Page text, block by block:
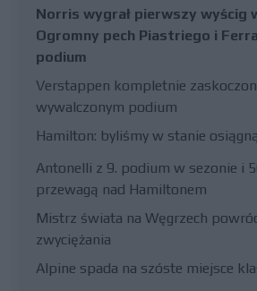
Norris wygrał pierwszy wyścig
Ogromny pech Piastriego i
podium
Verstappen kompletnie
wywalczonym podium
Hamilton: byliśmy w stanie
Antonelli z 9. podium w sezonie i
przewagą nad Hamiltonem
Mistrz świata na Węgrzech
zwyciężania
Alpine spada na szóste miejsce